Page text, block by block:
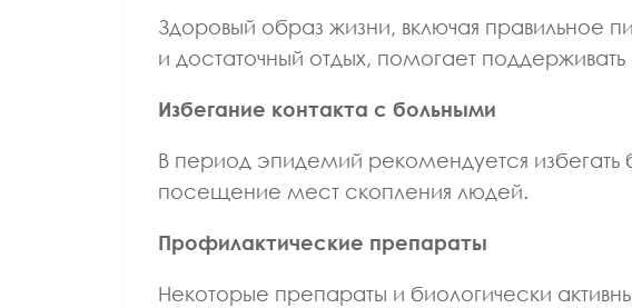
Здоровый образ жизни, включая правильное
и достаточный отдых, помогает
Избегание контакта с больными
В период эпидемий рекомендуется избегать
посещение мест скопления людей.
Профилактические препараты
Некоторые препараты и биологически